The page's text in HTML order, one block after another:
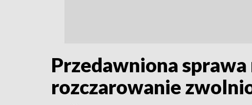
Przedawniona
rozczarowanie